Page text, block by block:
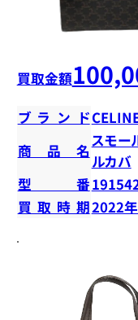
買取金額
ブランド
商品名
スモー
ルカバ
型番
買取時期2022